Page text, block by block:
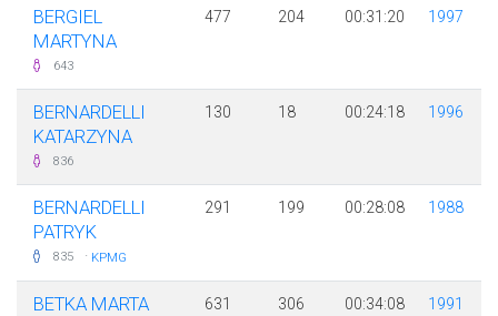
BERGIEL
MARTYNA
643
477 204 00:31:20 1997
BERNARDELLI
KATARZYNA
836
130 18 00:24:18 1996
BERNARDELLI
PATRYK
835 · KPMG
291 199 00:28:08 1988
BETKA MARTA 631 306 00:34:08 1991